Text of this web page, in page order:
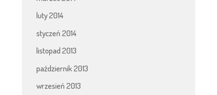
luty 2014
styczeń 2014
listopad 2013
październik 2013
wrzesień 2013